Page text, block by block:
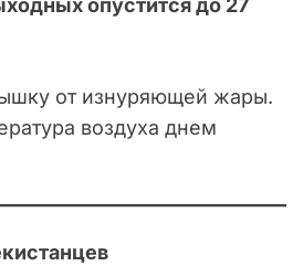
опустится до 27
от изнуряющей жары.
воздуха днем